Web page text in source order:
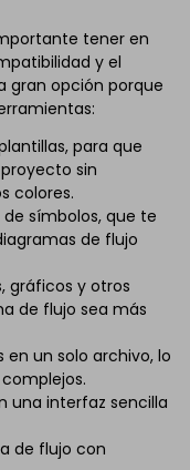
tener en
y el
gran opción porque
para que
sin
colores.
símbolos, que te
de flujo
gráficos y otros
de flujo sea más
en un solo archivo, lo
una interfaz sencilla
de flujo con